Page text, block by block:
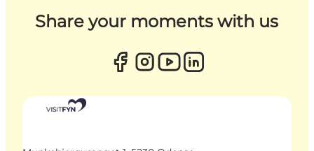
Share your moments with us